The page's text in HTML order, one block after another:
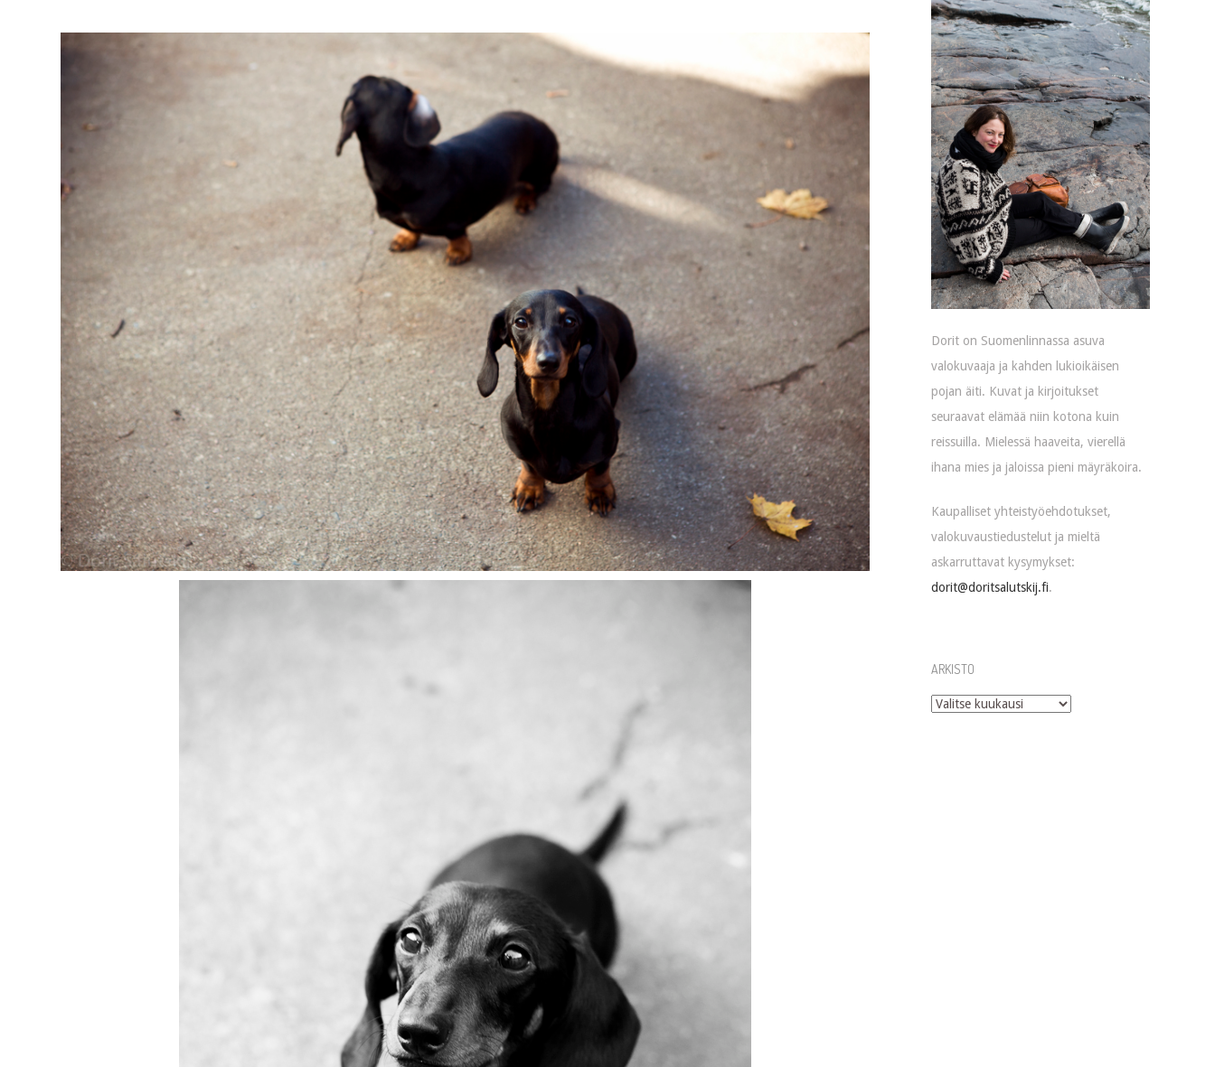
Dorit on Suomenlinnassa asuva
valokuvaaja ja kahden lukioikäisen
pojan äiti. Kuvat ja kirjoitukset
seuraavat elämää niin kotona kuin
reissuilla. Mielessä haaveita, vierellä
ihana mies ja jaloissa pieni mäyräkoira.
Kaupalliset yhteistyöehdotukset,
valokuvaustiedustelut ja mieltä
askarruttavat kysymykset:
dorit@doritsalutskij.fi.
ARKISTO
Arkisto